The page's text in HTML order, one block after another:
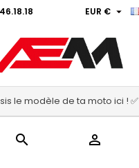
EUR € 
le modèle de ta moto ici ! ✅
 